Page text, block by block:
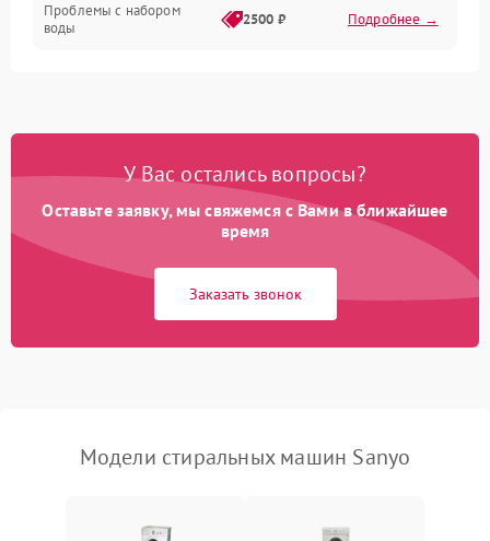
Проблемы с набором
воды
2500 ₽ Подробнее →
Замена платы управления 2200 ₽ Подробнее →
У Вас остались вопросы?
Оставьте заявку, мы свяжемся с Вами в ближайшее
время
Заказать звонок
Модели стиральных машин Sanyo